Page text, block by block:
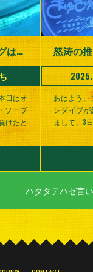
何度行ってもイルカダイビングは良い
日はオ
ソープ
けたと
怒涛の
おはよう
ンダイブ
まして、3
ハタタテハゼ言